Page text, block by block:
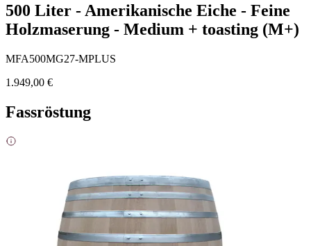
500 Liter - Amerikanische Eiche - Feine
Holzmaserung - Medium + toasting (M+)
MFA500MG27-MPLUS
1.949,00 €
Fassröstung